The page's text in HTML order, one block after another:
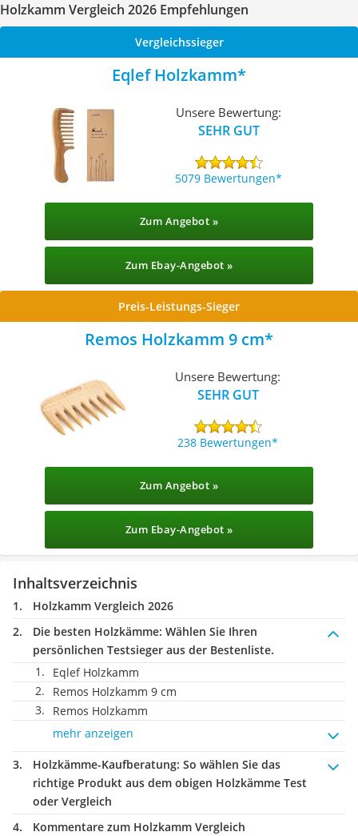
Holzkamm Vergleich 2026 Empfehlungen
Vergleichssieger
Eqlef Holzkamm
Unsere Bewertung:
SEHR GUT
5079 Bewertungen
Zum Angebot »
Zum Ebay-Angebot »
Preis-Leistungs-Sieger
Remos Holzkamm 9 cm
Unsere Bewertung:
SEHR GUT
238 Bewertungen
Zum Angebot »
Zum Ebay-Angebot »
Inhaltsverzeichnis
Holzkamm Vergleich 2026
Die besten Holzkämme: Wählen Sie Ihren
persönlichen Testsieger aus der Bestenliste.
Eqlef Holzkamm
Remos Holzkamm 9 cm
Remos Holzkamm
mehr anzeigen
Holzkämme-Kaufberatung: So wählen Sie das
richtige Produkt aus dem obigen Holzkämme Test
oder Vergleich
Kommentare zum Holzkamm Vergleich